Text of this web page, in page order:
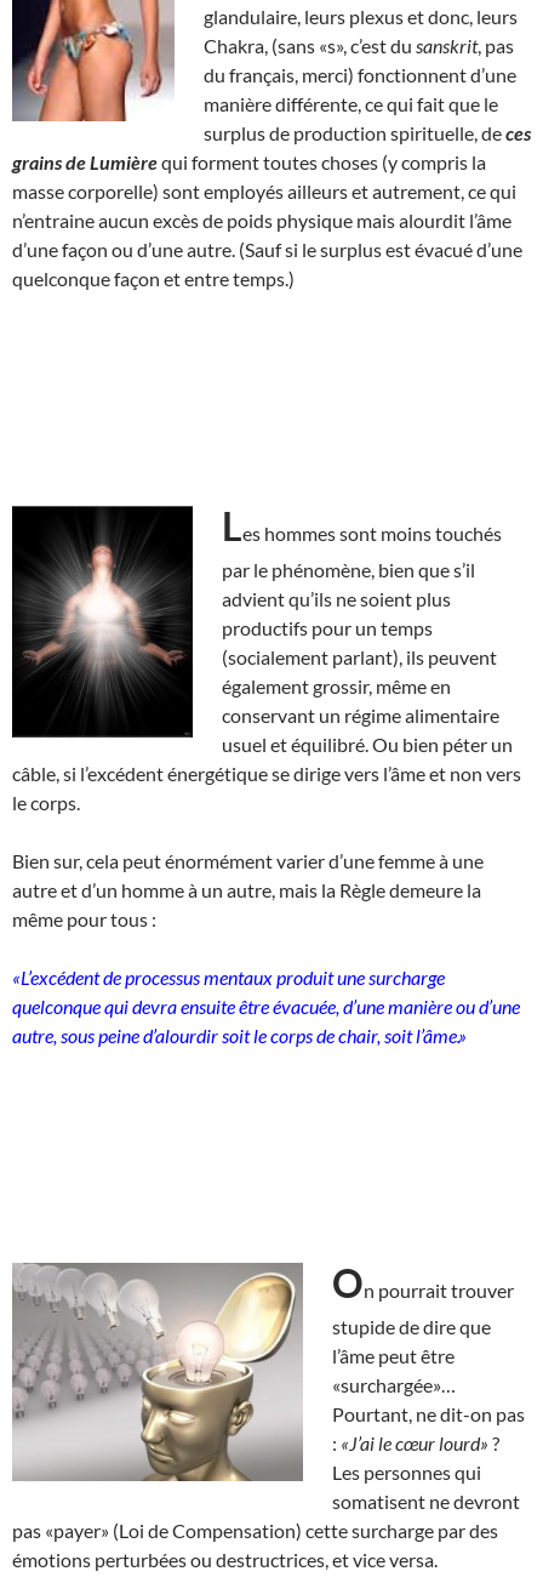
glandulaire, leurs plexus et donc, leurs
Chakra, (sans «s», c’est du sanskrit, pas
du français, merci) fonctionnent d’une
manière différente, ce qui fait que le
surplus de production spirituelle, deces
grains de Lumièrequi forment toutes choses (y compris la
masse corporelle) sont employés ailleurs et autrement, ce qui
n’entraine aucun excès de poids physique mais alourdit l’âme
d’une façon ou d’une autre. (Sauf si le surplus est évacué d’une
quelconque façon et entre temps.)
Les hommes sont moins touchés
par le phénomène, bien que s’il
advient qu’ils ne soient plus
productifs pour un temps
(socialement parlant), ils peuvent
également grossir, même en
conservant un régime alimentaire
usuel et équilibré. Ou bien péter un
câble, si l’excédent énergétique se dirige vers l’âme et non vers
le corps.
Bien sur, cela peut énormément varier d’une femme à une
autre et d’un homme à un autre, mais la Règle demeure la
même pour tous :
«L’excédent de processus mentaux produit une surcharge
quelconque qui devra ensuite être évacuée, d’une manière ou d’une
autre, sous peine d’alourdir soit le corps de chair, soit l’âme.»
On pourrait trouver
stupide de dire que
l’âme peut être
«surchargée»…
Pourtant, ne dit-on pas
: «J’ai le cœur lourd» ?
Les personnes qui
somatisent ne devront
pas «payer» (Loi de Compensation) cette surcharge par des
émotions perturbées ou destructrices, et vice versa.